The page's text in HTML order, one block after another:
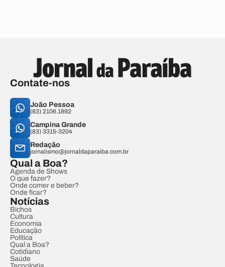
Contate-nos
João Pessoa
(83) 2106.1892
Campina Grande
(83) 3315-3204
Redação
jornalismo@jornaldaparaiba.com.br
Qual a Boa?
Agenda de Shows
O que fazer?
Onde comer e beber?
Onde ficar?
Notícias
Bichos
Cultura
Economia
Educação
Política
Qual a Boa?
Cotidiano
Saúde